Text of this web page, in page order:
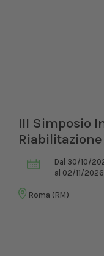
III Simposio
Dal 30/10/
al 02/11/2026
Roma (RM)